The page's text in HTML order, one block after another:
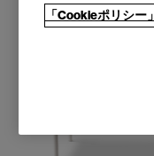
「Cookieポリシ